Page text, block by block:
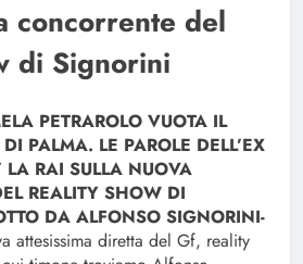
concorrente del
di Signorini
PETRAROLO VUOTA IL
PALMA. LE PAROLE DELL’EX
LA RAI SULLA NUOVA
REALITY SHOW DI
DA ALFONSO SIGNORINI-
attesissima diretta del Gf, reality